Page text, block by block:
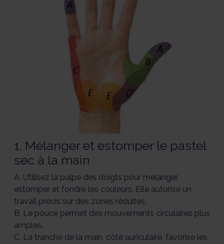
1. Mélanger et estomper le pastel
sec à la main
A. Utilisez la pulpe des doigts pour mélanger,
estomper et fondre les couleurs. Elle autorise un
travail précis sur des zones réduites.
B. Le pouce permet des mouvements circulaires plus
amples.
C. La tranche de la main, côté auriculaire, favorise les